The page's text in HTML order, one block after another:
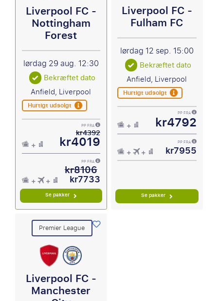
Liverpool FC -
Nottingham
Forest
lørdag 29 aug. 12:30
Bekræftet dato
Anfield, Liverpool
Hurtigt udsolgt
PP FRA
kr4392
kr4019
PP FRA
kr8106
kr7733
Se pakker
Liverpool FC -
Fulham FC
lørdag 12 sep. 15:00
Bekræftet dato
Anfield, Liverpool
Hurtigt udsolgt
PP FRA
kr4792
PP FRA
kr7955
Se pakker
Premier League
Liverpool FC -
Manchester